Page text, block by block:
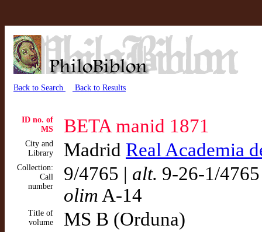
Back to Search Back to Results
ID no. of
MS
BETA manid 1871
City and
Library
Madrid Real Academia
Collection:
Call
number
9/4765 | alt. 9-26-1/
olim A-14
Title of
volume
MS B (Orduna)